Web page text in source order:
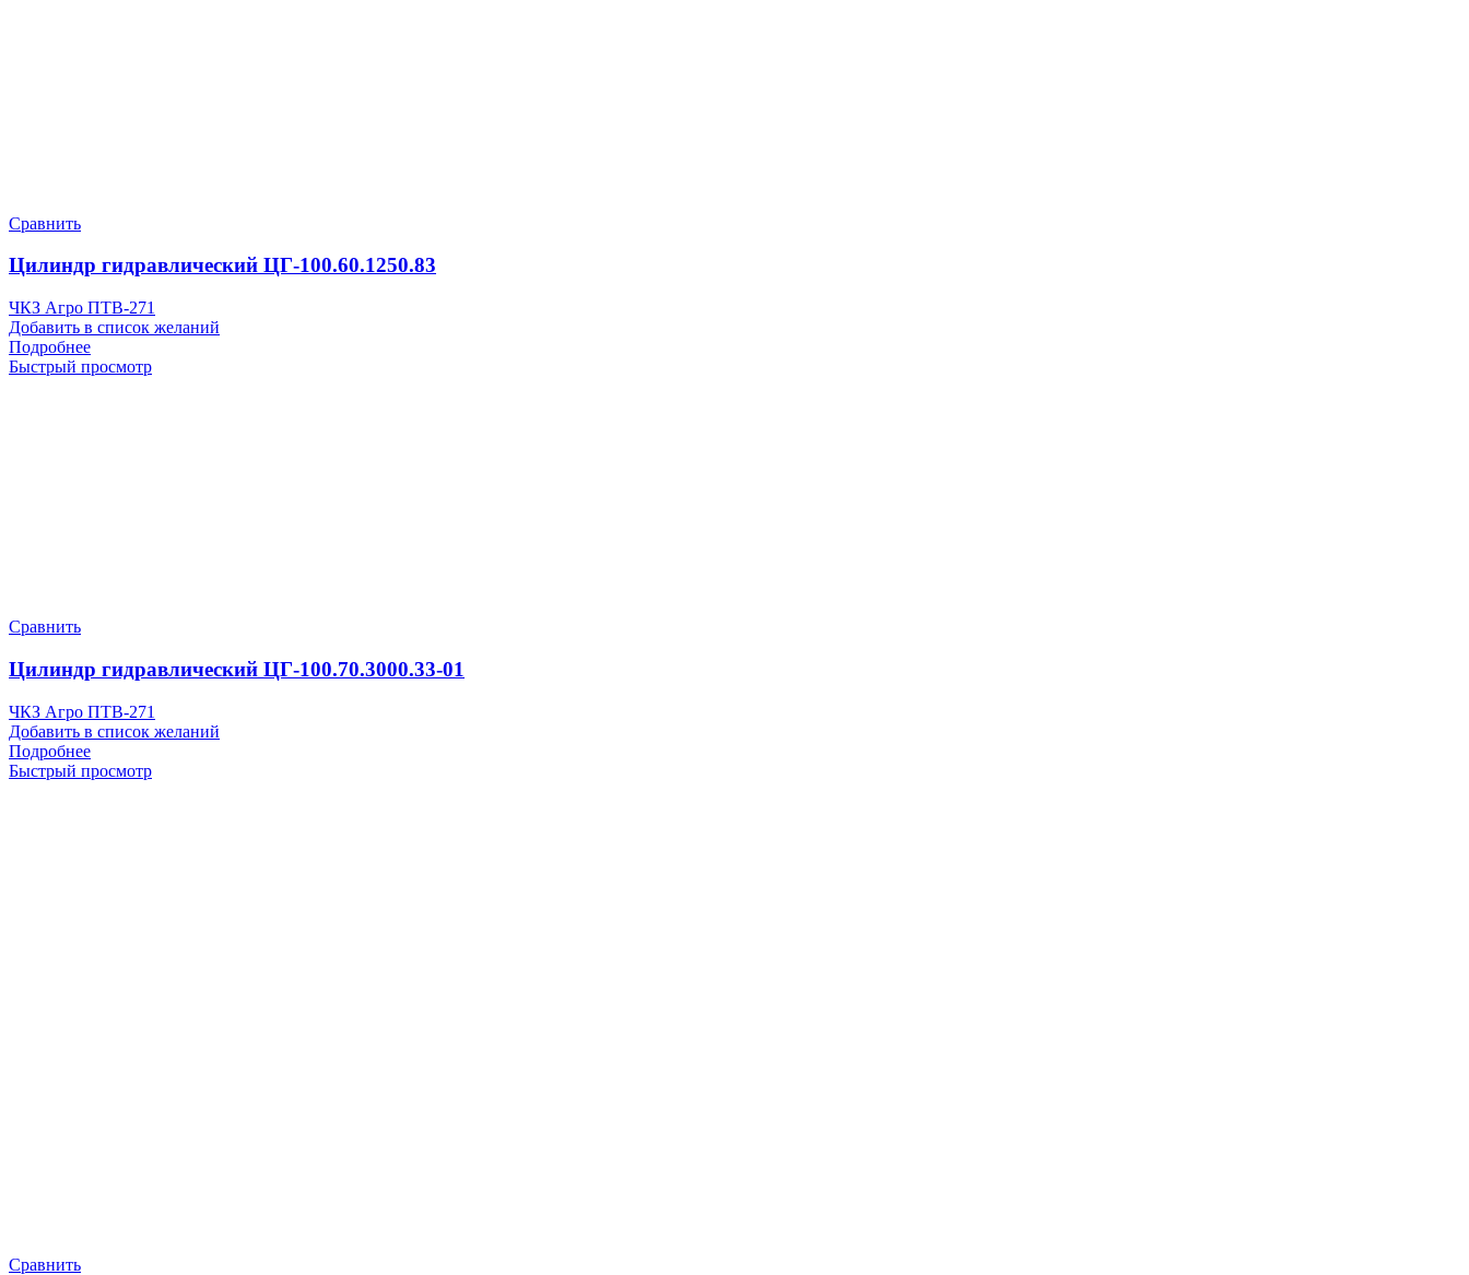
Сравнить
Цилиндр гидравлический ЦГ-100.60.1250.83
ЧКЗ Агро ПТВ-271
Добавить в список желаний
Подробнее
Быстрый просмотр
Сравнить
Цилиндр гидравлический ЦГ-100.70.3000.33-01
ЧКЗ Агро ПТВ-271
Добавить в список желаний
Подробнее
Быстрый просмотр
Сравнить